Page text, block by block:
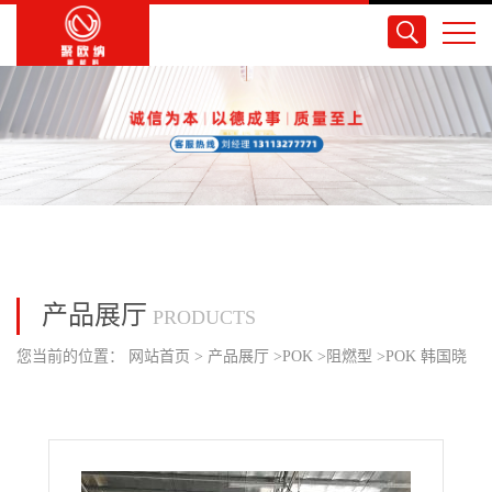
产品展厅 PRODUCTS
您当前的位置： 网站首页 > 产品展厅 >POK > 阻燃型 >POK 韩国晓
配件/母线部品